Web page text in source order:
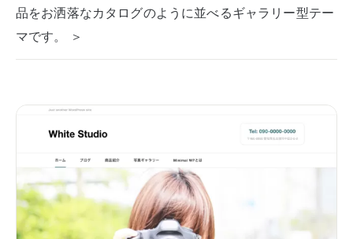
品をお洒落なカタログのように並べるギャラリー型テー
マです。 ＞